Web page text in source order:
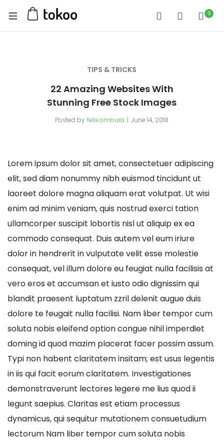
0
TIPS & TRICKS
22 Amazing Websites With
Stunning Free Stock Images
Posted by felix.ombura June 14, 2018
Lorem ipsum dolor sit amet, consectetuer adipiscing
elit, sed diam nonummy nibh euismod tincidunt ut
laoreet dolore magna aliquam erat volutpat. Ut wisi
enim ad minim veniam, quis nostrud exerci tation
ullamcorper suscipit lobortis nisl ut aliquip ex ea
commodo consequat. Duis autem vel eum iriure
dolor in hendrerit in vulputate velit esse molestie
consequat, vel illum dolore eu feugiat nulla facilisis at
vero eros et accumsan et iusto odio dignissim qui
blandit praesent luptatum zzril delenit augue duis
dolore te feugait nulla facilisi. Nam liber tempor cum
soluta nobis eleifend option congue nihil imperdiet
doming id quod mazim placerat facer possim assum.
Typi non habent claritatem insitam; est usus legentis
in iis qui facit eorum claritatem. Investigationes
demonstraverunt lectores legere me lius quod ii
legunt saepius. Claritas est etiam processus
dynamicus, qui sequitur mutationem consuetudium
lectorum Nam liber tempor cum soluta nobis